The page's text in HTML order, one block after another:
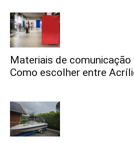
Materiais de comunicação
Como escolher entre